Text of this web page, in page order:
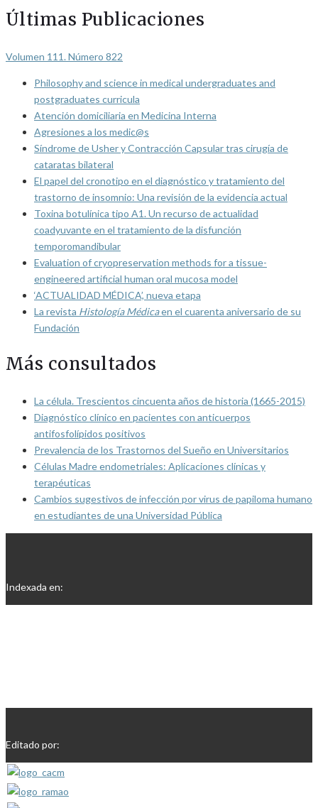
Últimas Publicaciones
Volumen 111. Número 822
Philosophy and science in medical undergraduates and
postgraduates curricula
Atención domiciliaria en Medicina Interna
Agresiones a los medic@s
Síndrome de Usher y Contracción Capsular tras cirugía de
cataratas bilateral
El papel del cronotipo en el diagnóstico y tratamiento del
trastorno de insomnio: Una revisión de la evidencia actual
Toxina botulínica tipo A1. Un recurso de actualidad
coadyuvante en el tratamiento de la disfunción
temporomandibular
Evaluation of cryopreservation methods for a tissue-
engineered artificial human oral mucosa model
‘ACTUALIDAD MÉDICA’, nueva etapa
La revista Histología Médicaen el cuarenta aniversario de su
Fundación
Más consultados
La célula. Trescientos cincuenta años de historia (1665-2015)
Diagnóstico clínico en pacientes con anticuerpos
antifosfolípidos positivos
Prevalencia de los Trastornos del Sueño en Universitarios
Células Madre endometriales: Aplicaciones clínicas y
terapéuticas
Cambios sugestivos de infección por virus de papiloma humano
en estudiantes de una Universidad Pública
Indexada en:
Editado por: